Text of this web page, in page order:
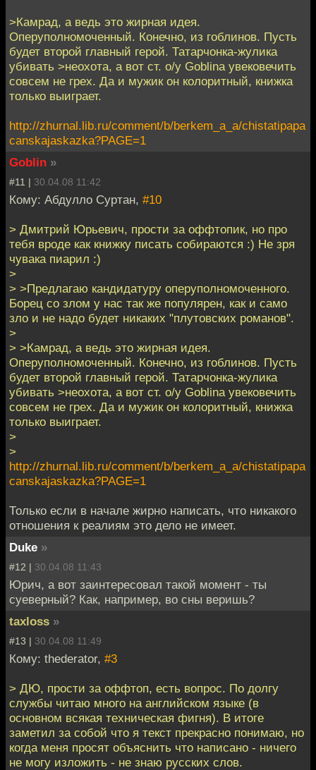
>Камрад, а ведь это жирная идея.
Оперуполномоченный. Конечно, из гоблинов. Пусть
будет второй главный герой. Татарчонка-жулика
убивать >неохота, а вот ст. о/у Goblinа увековечить
совсем не грех. Да и мужик он колоритный, книжка
только выиграет.
http://zhurnal.lib.ru/comment/b/berkem_a_a/chistatipapa
canskajaskazka?PAGE=1
Goblin »
#11 | 30.04.08 11:42
Кому: Абдулло Суртан, #10
> Дмитрий Юрьевич, прости за оффтопик, но про
тебя вроде как книжку писать собираются :) Не зря
чувака пиарил :)
>
> >Предлагаю кандидатуру оперуполномоченного.
Борец со злом у нас так же популярен, как и само
зло и не надо будет никаких "плутовских романов".
>
> >Камрад, а ведь это жирная идея.
Оперуполномоченный. Конечно, из гоблинов. Пусть
будет второй главный герой. Татарчонка-жулика
убивать >неохота, а вот ст. о/у Goblinа увековечить
совсем не грех. Да и мужик он колоритный, книжка
только выиграет.
>
>
http://zhurnal.lib.ru/comment/b/berkem_a_a/chistatipapa
canskajaskazka?PAGE=1
Только если в начале жирно написать, что никакого
отношения к реалиям это дело не имеет.
Duke »
#12 | 30.04.08 11:43
Юрич, а вот заинтересовал такой момент - ты
суеверный? Как, например, во сны веришь?
taxloss »
#13 | 30.04.08 11:49
Кому: thederator, #3
> ДЮ, прости за оффтоп, есть вопрос. По долгу
службы читаю много на английском языке (в
основном всякая техническая фигня). В итоге
заметил за собой что я текст прекрасно понимаю, но
когда меня просят объяснить что написано - ничего
не могу изложить - не знаю русских слов.